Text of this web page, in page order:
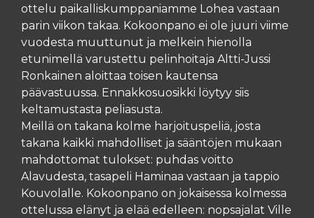
ottelu paikalliskumppaniamme Lohea vastaan
parin viikon takaa. Kokoonpano ei ole juuri viime
vuodesta muuttunut ja melkein hienolla
etunimellä varustettu pelinhoitaja Altti-Jussi
Ronkainen aloittaa toisen kautensa
päävastuussa. Ennakkosuosikki löytyy siis
keltamustasta peliasusta.
Meillä on takana kolme harjoituspeliä, josta
takana kaikki mahdolliset ja sääntöjen mukaan
mahdottomat tulokset: puhdas voitto
Alavudesta, tasapeli Haminaa vastaan ja tappio
Kouvolalle. Kokoonpano on jokaisessa kolmessa
ottelussa elänyt ja elää edelleen: nopsajalat Ville